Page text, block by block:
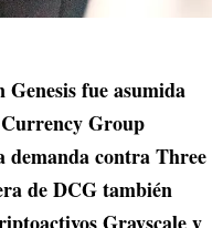
fue asumida
Group
demanda contra Three
de DCG también